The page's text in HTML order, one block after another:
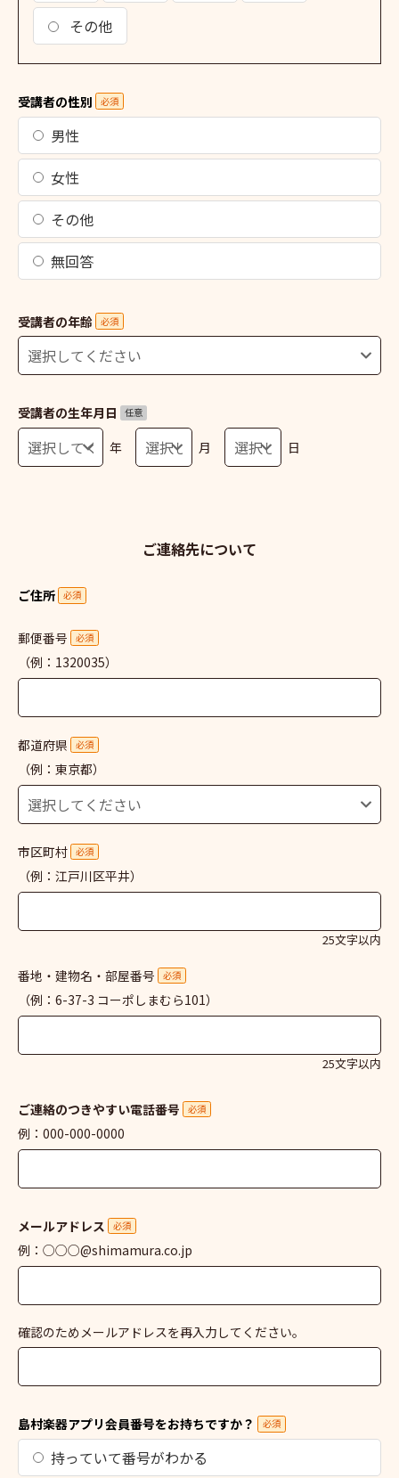
その他
受講者の性別 必須
男性
女性
その他
無回答
受講者の年齢 必須
受講者の生年月日 任意
年 月 日
ご連絡先について
ご住所 必須
郵便番号 必須
（例：1320035）
都道府県 必須
（例：東京都）
市区町村 必須
（例：江戸川区平井）
25文字以内
番地・建物名・部屋番号 必須
（例：6-37-3 コーポしまむら101）
25文字以内
ご連絡のつきやすい電話番号 必須
例：000-000-0000
メールアドレス 必須
例：○○○@shimamura.co.jp
確認のためメールアドレスを再入力してください。
島村楽器アプリ会員番号をお持ちですか？ 必須
持っていて番号がわかる